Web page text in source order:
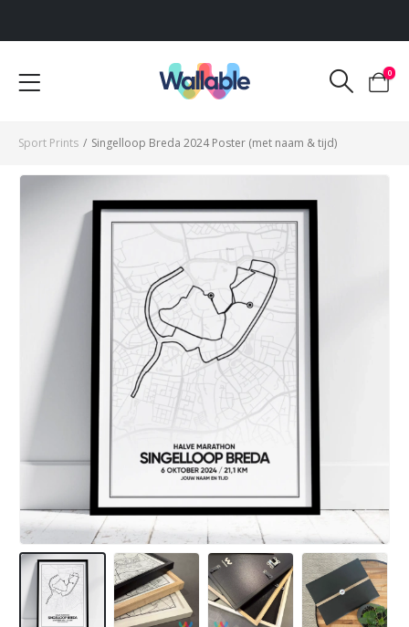
Voor 12:00 uur besteld, dezelfde werkdag verzonden
0
Sport Prints / Singelloop Breda 2024 Poster (met naam & tijd)